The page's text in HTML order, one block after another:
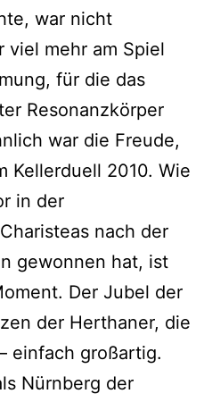
war nicht
viel mehr am Spiel
für die das
Resonanzkörper
war die Freude,
Kellerduell 2010. Wie
in der
nach der
gewonnen hat, ist
Der Jubel der
der Herthaner, die
einfach großartig.
Nürnberg der